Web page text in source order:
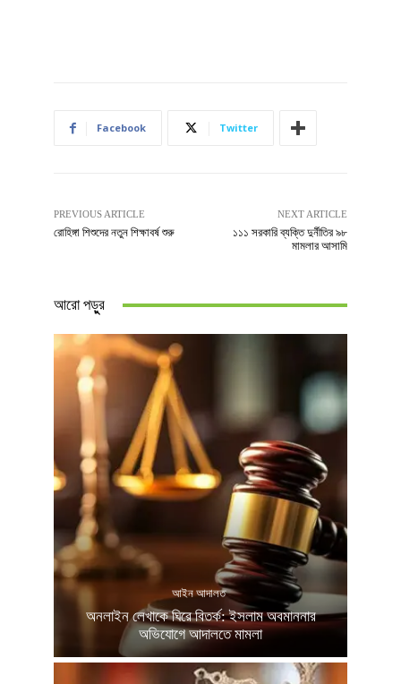
Facebook Twitter
PREVIOUS ARTICLE
রোহিঙ্গা শিশুদের নতুন শিক্ষাবর্ষ শুরু
NEXT ARTICLE
১১১ সরকারি ব্যক্তি দুর্নীতির ৯৮
মামলার আসামি
আরো পড়ুুর
আইন আদালত
অনলাইন লেখাকে ঘিরে বিতর্ক: ইসলাম অবমাননার
অভিযোগে আদালতে মামলা